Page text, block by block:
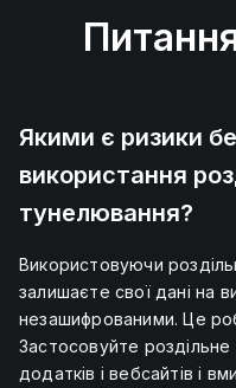
Якими є ризики
використання
тунелювання?
Використовуючи
залишаєте свої дані на
незашифрованими. Це
Застосовуйте
додатків і вебсайтів і